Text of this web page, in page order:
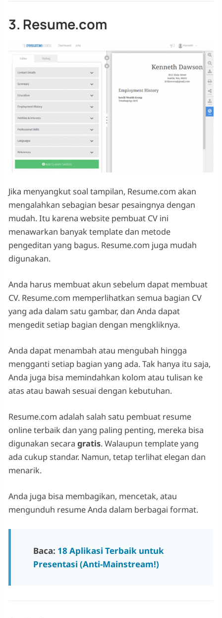
3. Resume.com
Jika menyangkut soal tampilan, Resume.com akan
mengalahkan sebagian besar pesaingnya dengan
mudah. Itu karena website pembuat CV ini
menawarkan banyak template dan metode
pengeditan yang bagus. Resume.com juga mudah
digunakan.
Anda harus membuat akun sebelum dapat membuat
CV. Resume.com memperlihatkan semua bagian CV
yang ada dalam satu gambar, dan Anda dapat
mengedit setiap bagian dengan mengkliknya.
Anda dapat menambah atau mengubah hingga
mengganti setiap bagian yang ada. Tak hanya itu saja,
Anda juga bisa memindahkan kolom atau tulisan ke
atas atau bawah sesuai dengan kebutuhan.
Resume.com adalah salah satu pembuat resume
online terbaik dan yang paling penting, mereka bisa
digunakan secara gratis. Walaupun template yang
ada cukup standar. Namun, tetap terlihat elegan dan
menarik.
Anda juga bisa membagikan, mencetak, atau
mengunduh resume Anda dalam berbagai format.
Baca: 18 Aplikasi Terbaik untuk
Presentasi (Anti-Mainstream!)